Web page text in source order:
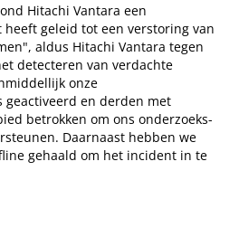
Hitachi Vantara een
geleid tot een verstoring van
aldus Hitachi Vantara tegen
detecteren van verdachte
onze
en derden met
betrokken om ons onderzoeks-
Daarnaast hebben we
gehaald om het incident in te